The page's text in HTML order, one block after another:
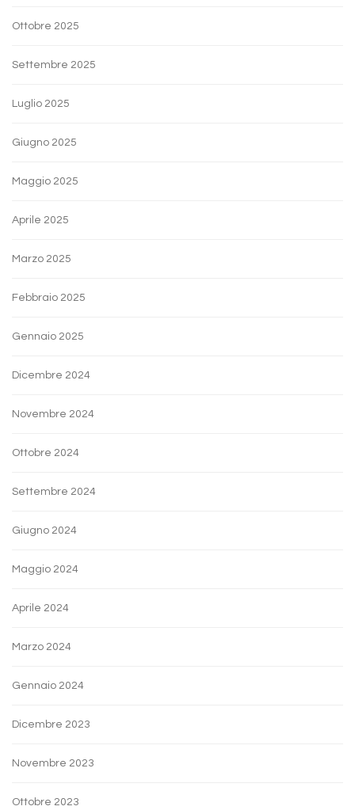
Ottobre 2025
Settembre 2025
Luglio 2025
Giugno 2025
Maggio 2025
Aprile 2025
Marzo 2025
Febbraio 2025
Gennaio 2025
Dicembre 2024
Novembre 2024
Ottobre 2024
Settembre 2024
Giugno 2024
Maggio 2024
Aprile 2024
Marzo 2024
Gennaio 2024
Dicembre 2023
Novembre 2023
Ottobre 2023